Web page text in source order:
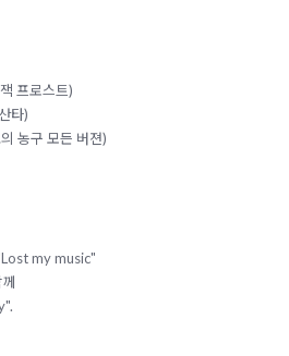
프로스트)
타)
농구 모든 버젼)
my music"